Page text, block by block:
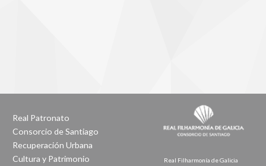
Real Patronato
Consorcio de Santiago
Recuperación Urbana
Cultura y Patrimonio
Real Filharmonía de Galicia